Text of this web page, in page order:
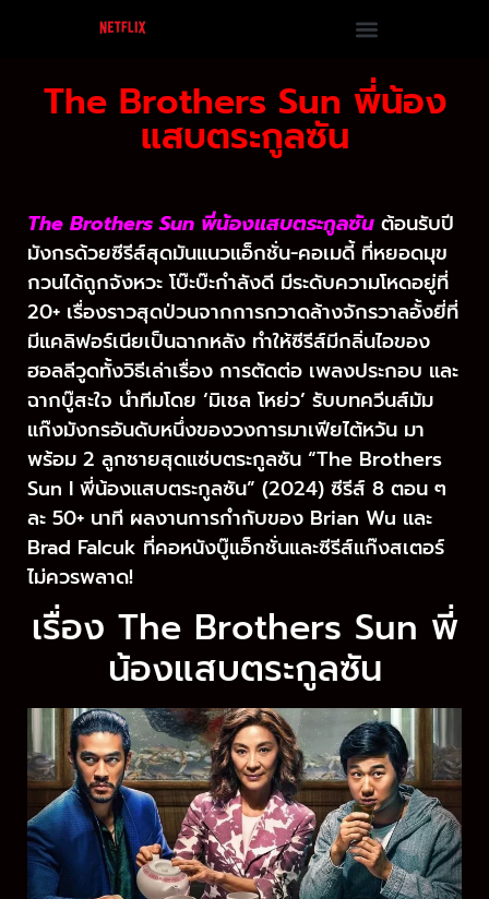
The Brothers Sun พี่น้อง
แสบตระกูลซัน
The Brothers Sun พี่น้องแสบตระกูลซัน ต้อนรับปี
มังกรด้วยซีรีส์สุดมันแนวแอ็กชั่น-คอเมดี้ ที่หยอดมุข
กวนได้ถูกจังหวะ โบ๊ะบ๊ะกำลังดี มีระดับความโหดอยู่ที่
20+ เรื่องราวสุดป่วนจากการกวาดล้างจักรวาลอั้งยี่ที่
มีแคลิฟอร์เนียเป็นฉากหลัง ทำให้ซีรีส์มีกลิ่นไอของ
ฮอลลีวูดทั้งวิธีเล่าเรื่อง การตัดต่อ เพลงประกอบ และ
ฉากบู๊สะใจ นำทีมโดย ‘มิเชล โหย่ว’ รับบทควีนส์มัม
แก๊งมังกรอันดับหนึ่งของวงการมาเฟียไต้หวัน มา
พร้อม 2 ลูกชายสุดแซ่บตระกูลซัน “The Brothers
Sun I พี่น้องแสบตระกูลซัน” (2024) ซีรีส์ 8 ตอน ๆ
ละ 50+ นาที ผลงานการกำกับของ Brian Wu และ
Brad Falcuk ที่คอหนังบู๊แอ็กชั่นและซีรีส์แก๊งสเตอร์
ไม่ควรพลาด!
เรื่อง The Brothers Sun พี่
น้องแสบตระกูลซัน